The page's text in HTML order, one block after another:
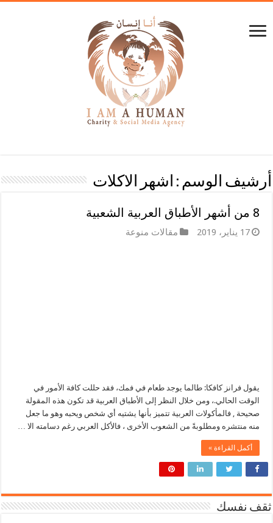
أرشيف الوسم : اشهر الاكلات
8 من أشهر الأطباق العربية الشعبية
17 يناير، 2019 مقالات منوعة
يقول فرانز كافكا: طالما يوجد طعام في فمك، فقد حللت كافة الأمور في
الوقت الحالي.، ومن خلال النظر إلى الأطباق العربية قد تكون هذه المقولة
صحيحة , فالمأكولات العربية تتميز بأنها يشتيه أي شخص ويحبه وهو ما جعل
منه منتشره ومطلوبةً من الشعوب الأخرى ، فالأكل العربي رغم دسامته الا …
أكمل القراءة »
ثقف نفسك